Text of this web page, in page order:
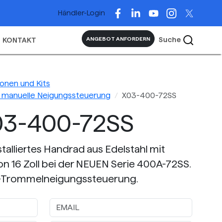
Händler-Login
KONTAKT ANGEBOT ANFORDERN Suche
und Kits
Neigungssteuerung
X03-400-72SS
400-72SS
Handrad aus Edelstahl mit
16 Zoll bei der NEUEN Serie 400A-72SS.